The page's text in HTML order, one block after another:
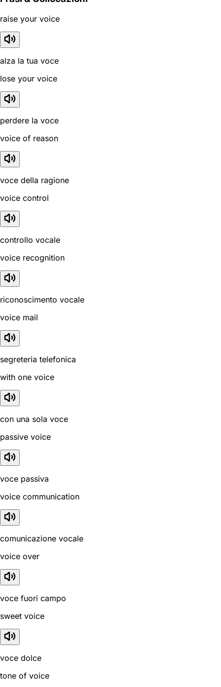
raise your voice
alza la tua voce
lose your voice
perdere la voce
voice of reason
voce della ragione
voice control
controllo vocale
voice recognition
riconoscimento vocale
voice mail
segreteria telefonica
with one voice
con una sola voce
passive voice
voce passiva
voice communication
comunicazione vocale
voice over
voce fuori campo
sweet voice
voce dolce
tone of voice